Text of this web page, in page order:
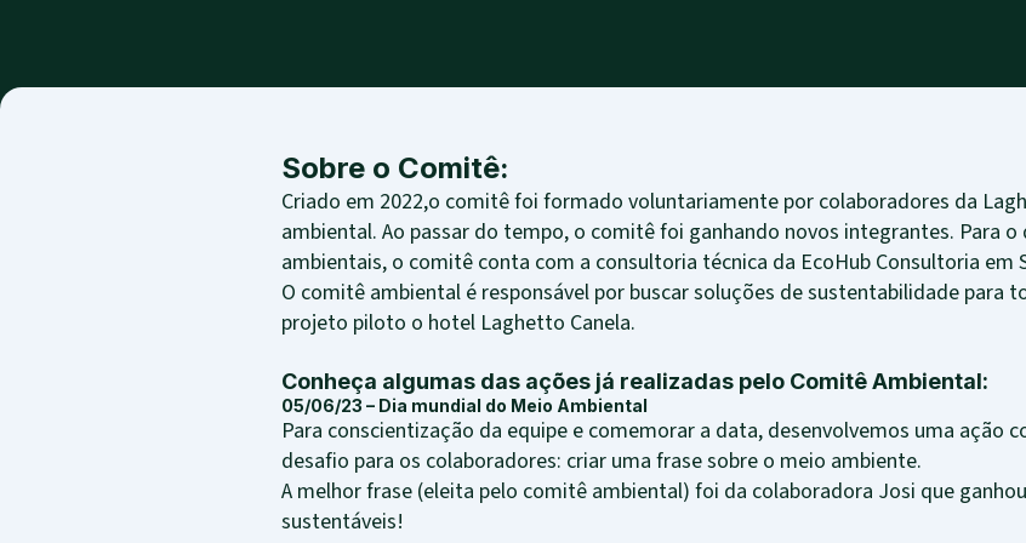
Sobre o Comitê:
Criado em 2022,o comitê foi formado voluntariamente por colaboradores da
ambiental. Ao passar do tempo, o comitê foi ganhando novos integrantes. Para
ambientais, o comitê conta com a consultoria técnica da EcoHub Consultoria em
O comitê ambiental é responsável por buscar soluções de sustentabilidade para
projeto piloto o hotel Laghetto Canela.
Conheça algumas das ações já realizadas pelo Comitê Ambiental:
05/06/23 – Dia mundial do Meio Ambiental
Para conscientização da equipe e comemorar a data, desenvolvemos uma ação
desafio para os colaboradores: criar uma frase sobre o meio ambiente.
A melhor frase (eleita pelo comitê ambiental) foi da colaboradora Josi que
sustentáveis!